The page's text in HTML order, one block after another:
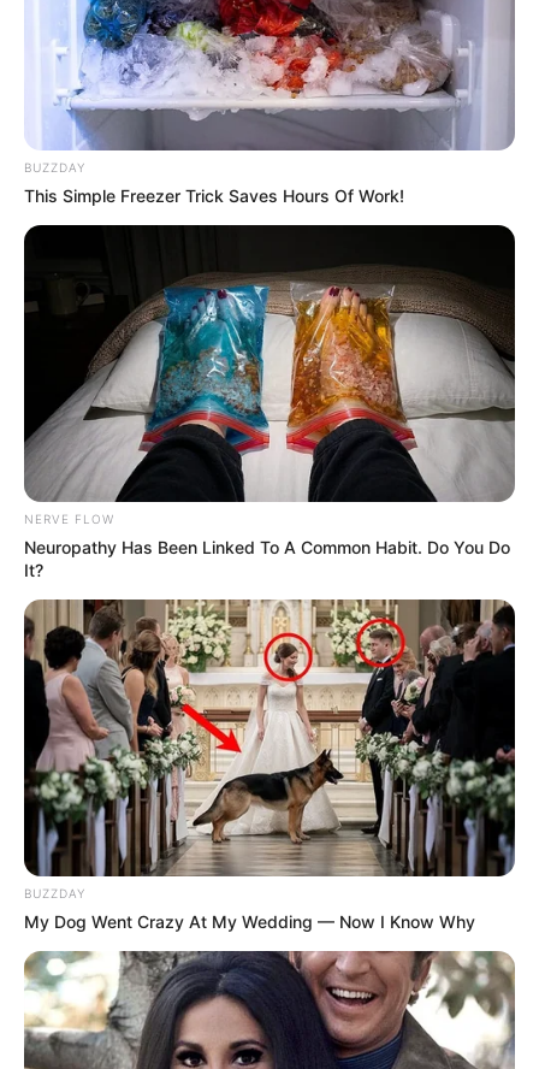
BUZZDAY
This Simple Freezer Trick Saves Hours Of Work!
NERVE FLOW
Neuropathy Has Been Linked To A Common Habit. Do You Do
It?
BUZZDAY
My Dog Went Crazy At My Wedding — Now I Know Why